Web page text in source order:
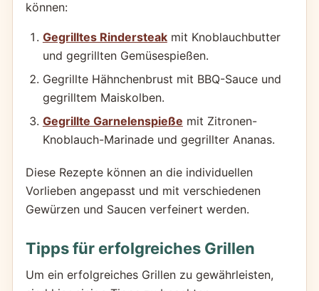
können:
Gegrilltes Rindersteakmit Knoblauchbutter
und gegrillten Gemüsespießen.
Gegrillte Hähnchenbrust mit BBQ-Sauce und
gegrilltem Maiskolben.
Gegrillte Garnelenspieße mit Zitronen-
Knoblauch-Marinade und gegrillter Ananas.
Diese Rezepte können an die individuellen
Vorlieben angepasst und mit verschiedenen
Gewürzen und Saucen verfeinert werden.
Tipps für erfolgreiches Grillen
Um ein erfolgreiches Grillen zu gewährleisten,